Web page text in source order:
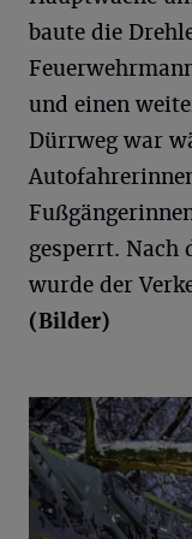
baute die
und einen
Dürrweg war
gesperrt. Nach
wurde der
(Bilder)